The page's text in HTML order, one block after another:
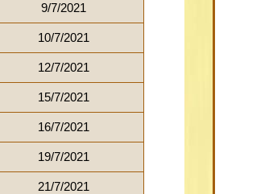
9/7/2021
10/7/2021
12/7/2021
15/7/2021
16/7/2021
19/7/2021
21/7/2021